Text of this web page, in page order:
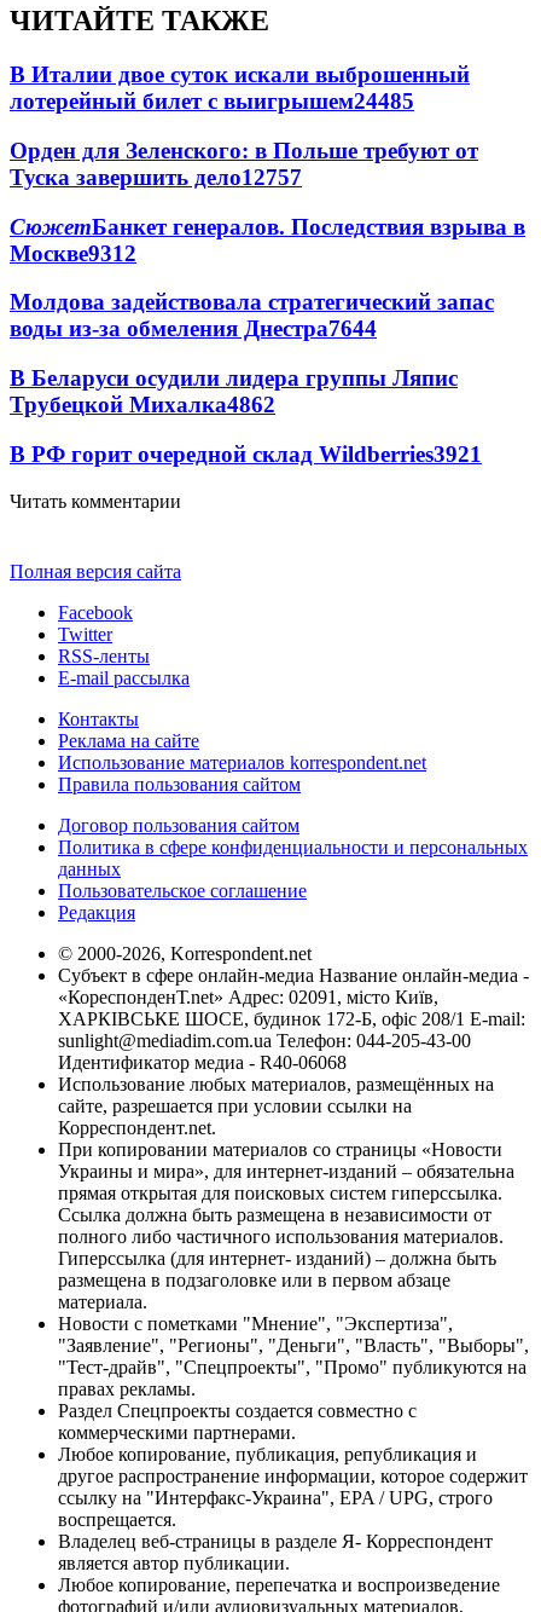
ЧИТАЙТЕ ТАКЖЕ
В Италии двое суток искали выброшенный
лотерейный билет с выигрышем24485
Орден для Зеленского: в Польше требуют от
Туска завершить дело12757
СюжетБанкет генералов. Последствия взрыва в
Москве9312
Молдова задействовала стратегический запас
воды из-за обмеления Днестра7644
В Беларуси осудили лидера группы Ляпис
Трубецкой Михалка4862
В РФ горит очередной склад Wildberries3921
Читать комментарии
Полная версия сайта
Facebook
Twitter
RSS-ленты
E-mail рассылка
Контакты
Реклама на сайте
Использование материалов korrespondent.net
Правила пользования сайтом
Договор пользования сайтом
Политика в сфере конфиденциальности и персональных
данных
Пользовательское соглашение
Редакция
© 2000-2026, Korrespondent.net
Субъект в сфере онлайн-медиа Название онлайн-медиа -
«КореспонденТ.net» Адрес: 02091, місто Київ,
ХАРКІВСЬКЕ ШОСЕ, будинок 172-Б, офіс 208/1 E-mail:
sunlight@mediadim.com.ua Телефон: 044-205-43-00
Идентификатор медиа - R40-06068
Использование любых материалов, размещённых на
сайте, разрешается при условии ссылки на
Корреспондент.net.
При копировании материалов со страницы «Новости
Украины и мира», для интернет-изданий – обязательна
прямая открытая для поисковых систем гиперссылка.
Ссылка должна быть размещена в независимости от
полного либо частичного использования материалов.
Гиперссылка (для интернет- изданий) – должна быть
размещена в подзаголовке или в первом абзаце
материала.
Новости с пометками "Мнение", "Экспертиза",
"Заявление", "Регионы", "Деньги", "Власть", "Выборы",
"Тест-драйв", "Спецпроекты", "Промо" публикуются на
правах рекламы.
Раздел Спецпроекты создается совместно с
коммерческими партнерами.
Любое копирование, публикация, републикация и
другое распространение информации, которое содержит
ссылку на "Интерфакс-Украина", EPA / UPG, строго
воспрещается.
Владелец веб-страницы в разделе Я- Корреспондент
является автор публикации.
Любое копирование, перепечатка и воспроизведение
фотографий и/или аудиовизуальных материалов,